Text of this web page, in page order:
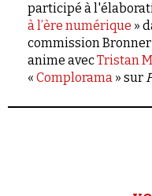
participé à
à l’ère numérique »
commission Bronner
anime avecTristan
« Complorama » sur